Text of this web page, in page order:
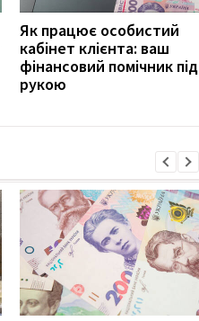
Як працює особистий
кабінет клієнта: ваш
фінансовий помічник під
рукою